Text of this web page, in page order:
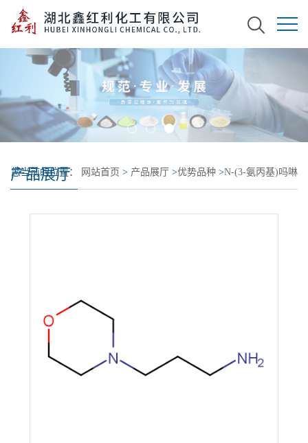
产品展厅
您当前的位置： 网站首页 > 产品展厅 >优势品种 >N-(3-氨丙基)吗啉